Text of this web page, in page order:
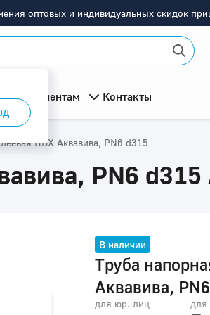
оптовых и индивидуальных скидок
Клиентам Контакты
ПВХ Аквавива, PN6 d315
PN6 d315
В наличии
Труба
Аквавива,
для юр. лиц для